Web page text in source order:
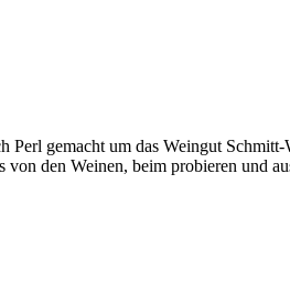
Perl gemacht um das Weingut
den Weinen, beim probieren und